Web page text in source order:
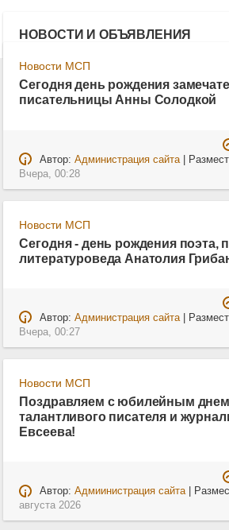
НОВОСТИ И ОБЪЯВЛЕНИЯ
Новости МСП
Сегодня день рождения
писательницы Анны Солодкой
Автор: Администрация сайта|
Вчера, 00:28
Новости МСП
Сегодня - день рождения поэта,
литературоведа Анатолия
Автор: Администрация сайта|
Вчера, 00:27
Новости МСП
Поздравляем с юбилейным
талантливого писателя и
Евсеева!
Автор: Адмиинистрация сайта|
августа 2026